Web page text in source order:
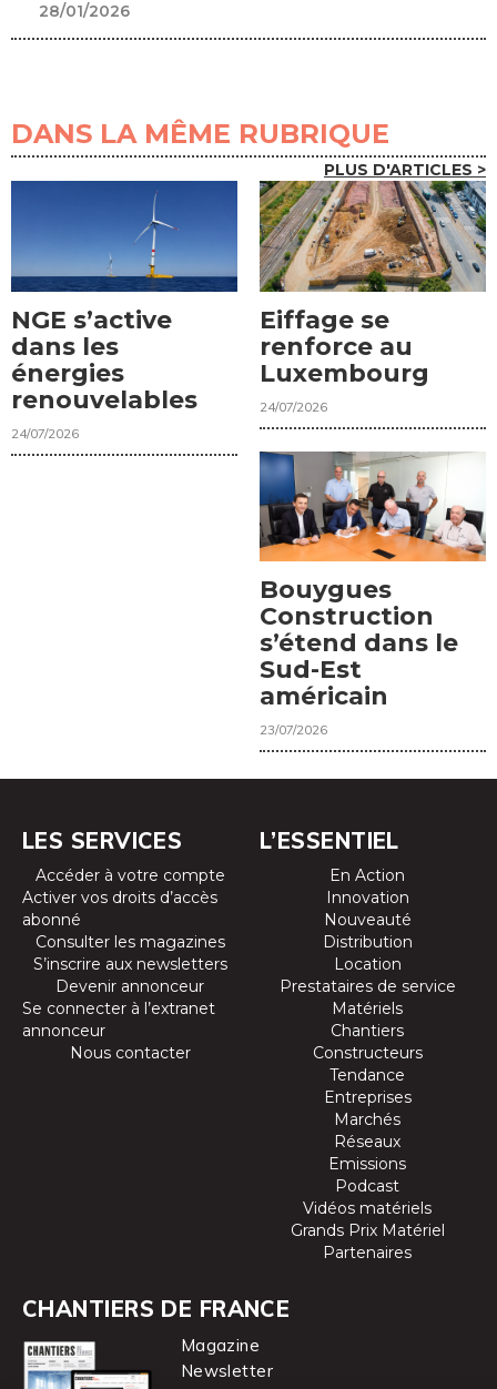
28/01/2026
DANS LA MÊME RUBRIQUE
PLUS D'ARTICLES >
NGE s’active
dans les
énergies
renouvelables
24/07/2026
Eiffage se
renforce au
Luxembourg
24/07/2026
Bouygues
Construction
s’étend dans le
Sud-Est
américain
23/07/2026
LES SERVICES
Accéder à votre compte
Activer vos droits d’accès
abonné
Consulter les magazines
S’inscrire aux newsletters
Devenir annonceur
Se connecter à l’extranet
annonceur
Nous contacter
L’ESSENTIEL
En Action
Innovation
Nouveauté
Distribution
Location
Prestataires de service
Matériels
Chantiers
Constructeurs
Tendance
Entreprises
Marchés
Réseaux
Emissions
Podcast
Vidéos matériels
Grands Prix Matériel
Partenaires
CHANTIERS DE FRANCE
Magazine
Newsletter